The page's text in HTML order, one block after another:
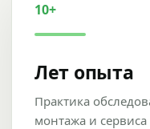
10+
Лет опыта
Практика
монтажа и сервиса